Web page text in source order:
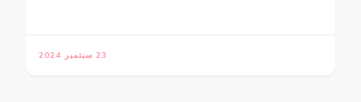
23 سبتمبر 2024